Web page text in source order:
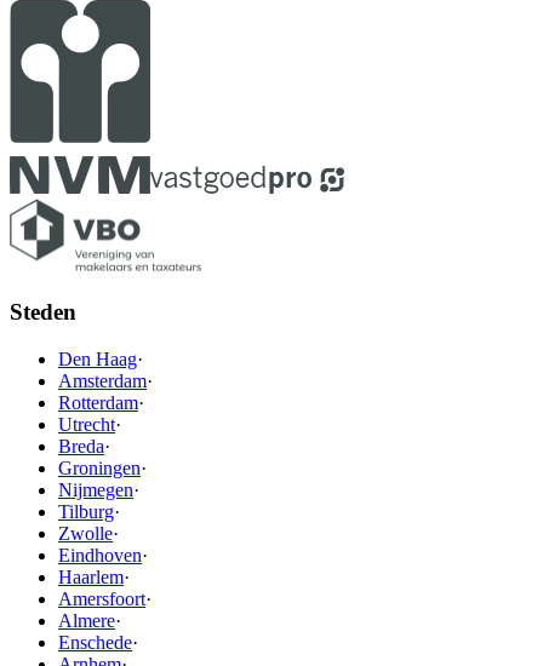
Steden
Den Haag·
Amsterdam·
Rotterdam·
Utrecht·
Breda·
Groningen·
Nijmegen·
Tilburg·
Zwolle·
Eindhoven·
Haarlem·
Amersfoort·
Almere·
Enschede·